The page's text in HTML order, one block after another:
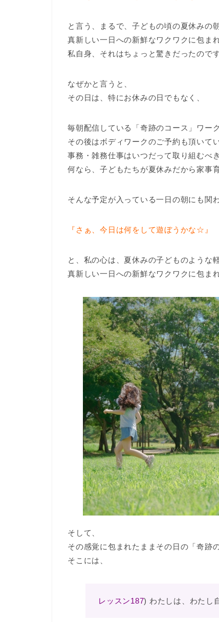
と言う、まるで、子どもの頃の夏休みの
真新しい一日への新鮮なワクワクに包ま
私自身、それはちょっと驚きだったのです
なぜかと言うと、
その日は、特にお休みの日でもなく、
毎朝配信している「奇跡のコース」ワー
その後はボディワークのご予約も頂いてい
事務・雑務仕事はいつだって取り組むべ
何なら、子どもたちが夏休みだから家事
そんな予定が入っている一日の朝にも関わ
『さぁ、今日は何をして遊ぼうかな☆』
と、私の心は、夏休みの子どものような
真新しい一日への新鮮なワクワクに包ま
そして、
その感覚に包まれたままその日の「奇跡
そこには、
レッスン187) わたしは、わたし